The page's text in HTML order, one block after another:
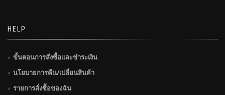
HELP
ขั้นตอนการสั่งซื้อและชำระเงิน
นโยบายการคืน/เปลี่ยนสินค้า
รายการสั่งซื้อของฉัน